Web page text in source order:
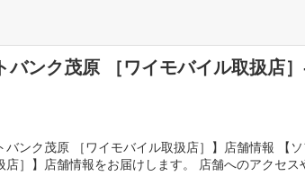
バンク茂原 ［ワイモバイル取扱店
バンク茂原 ［ワイモバイル取扱店］】店舗情報 【
店］】店舗情報をお届けします。 店舗へのアクセス